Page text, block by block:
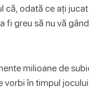
că, odată ce ați
fi greu să nu vă
milioane de
vorbi în timpul